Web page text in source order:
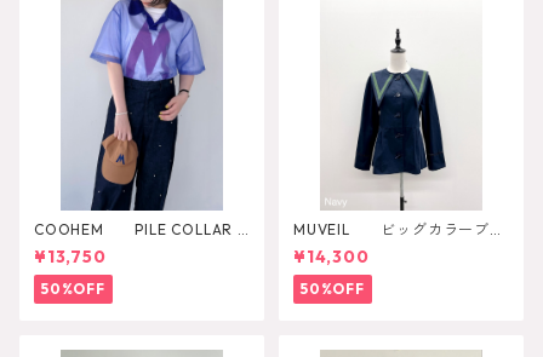
COOHEM PILE COLLAR S
HEER KNIT P/O
¥13,750
50%OFF
MUVEIL ビッグカラーブラ
ウス
¥14,300
50%OFF